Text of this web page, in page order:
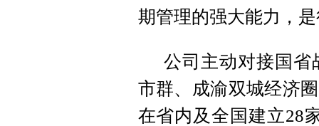
期管理的强大能力，
公司主动对接国省
市群、成渝双城经济
在省内及全国建立28